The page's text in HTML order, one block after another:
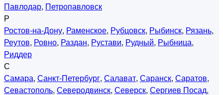
Павлодар, Петропавловск
Р
Ростов-на-Дону, Раменское, Рубцовск, Рыбинск, Рязань,
Реутов, Ровно, Раздан, Рустави, Рудный, Рыбница,
Риддер
С
Самара, Санкт-Петербург, Салават, Саранск, Саратов,
Севастополь, Северодвинск, Северск, Сергиев Посад,